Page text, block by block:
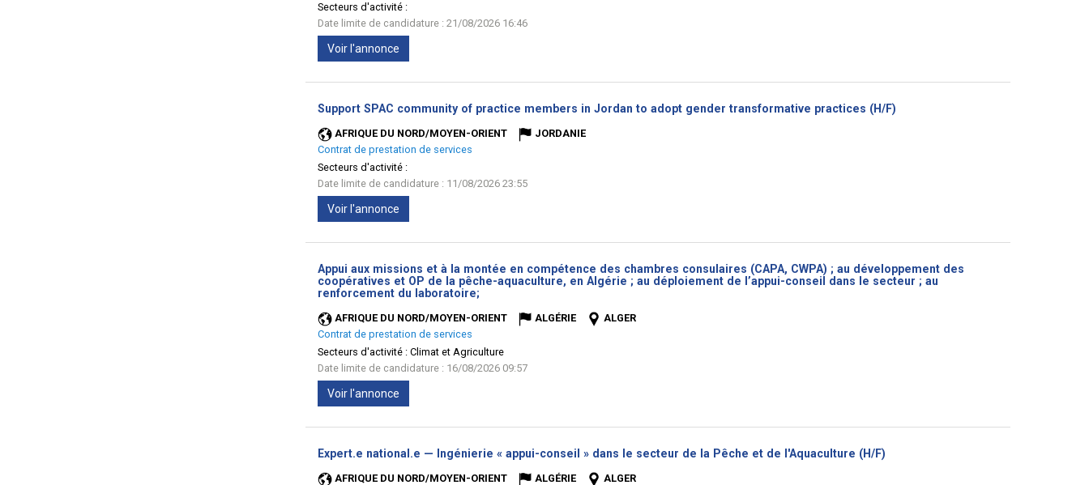
Secteurs d'activité :
Date limite de candidature : 21/08/2026 16:46
Voir l'annonce
Support SPAC community of practice members in Jordan to adopt gender transformative practices (H/F)
AFRIQUE DU NORD/MOYEN-ORIENT
JORDANIE
Contrat de prestation de services
Secteurs d'activité :
Date limite de candidature : 11/08/2026 23:55
Voir l'annonce
Appui aux missions et à la montée en compétence des chambres consulaires (CAPA, CWPA) ; au développement des
coopératives et OP de la pêche-aquaculture, en Algérie ; au déploiement de l’appui-conseil dans le secteur ; au
renforcement du laboratoire;
AFRIQUE DU NORD/MOYEN-ORIENT ALGÉRIE
ALGER
Contrat de prestation de services
Secteurs d'activité : Climat et Agriculture
Date limite de candidature : 16/08/2026 09:57
Voir l'annonce
Expert.e national.e — Ingénierie « appui-conseil » dans le secteur de la Pêche et de l'Aquaculture (H/F)
AFRIQUE DU NORD/MOYEN-ORIENT ALGÉRIE
ALGER